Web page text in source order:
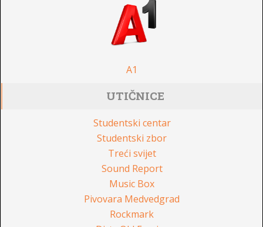
A1
UTIČNICE
Studentski centar
Studentski zbor
Treći svijet
Sound Report
Music Box
Pivovara Medvedgrad
Rockmark